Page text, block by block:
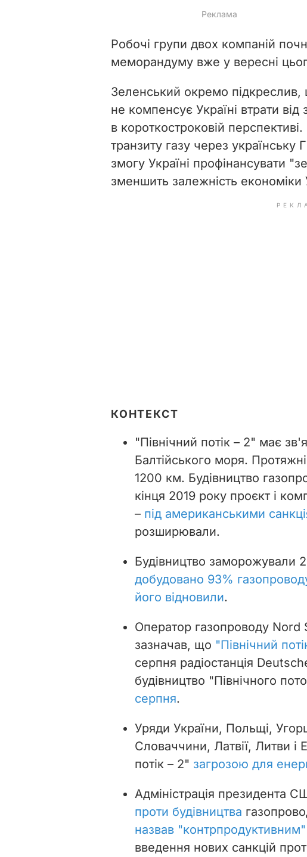
Робочі групи двох компаній
меморандуму вже у вересні
Зеленський окремо підкреслив,
не компенсує Україні втрати
в короткостроковій
транзиту газу через українську
змогу Україні профінансувати
зменшить залежність економіки
КОНТЕКСТ
"Північний потік – 2" має
Балтійського моря.
1200 км. Будівництво
кінця 2019 року проєкт і
– під американськими
розширювали.
Будівництво заморожували
добудовано 93%
його відновили.
Оператор газопроводу Nord
зазначав, що "Північний
серпня радіостанція
будівництво "Північного
серпня.
Уряди України, Польщі,
Словаччини, Латвії, Литви і
потік – 2" загрозою для
Адміністрація президента
проти будівництва
назвав "контрпродуктивним"
введення нових санкцій